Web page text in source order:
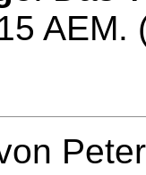
AEM.